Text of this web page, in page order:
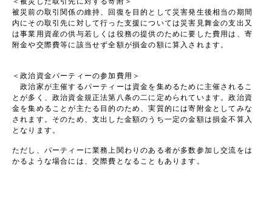
被災前の取引関係の維持、回復を目的として災害発生後相当の期間
内にその取引先に対して行った支援については災害見舞金の支出又
は事業用資産の供与若しくは役務の提供のために要した費用は、寄
附金や交際費等に該当せず全額が損金の額に算入されます。
＜政治資金パーティーの参加費用＞
政治家が主催するパーティーは資金を集めるために主催されるこ
とが多く、政治資金規正法第八条の二に定められています。政治資
金を集めることが主たる目的のため、実質的には寄附金としてみな
されます。そのため、支出した金額のうち一定の金額は損金不算入
となります。
ただし、パーティーに業務上関わりのある者が多数参加し交流をは
かるような場合には、交際費となることもあります。